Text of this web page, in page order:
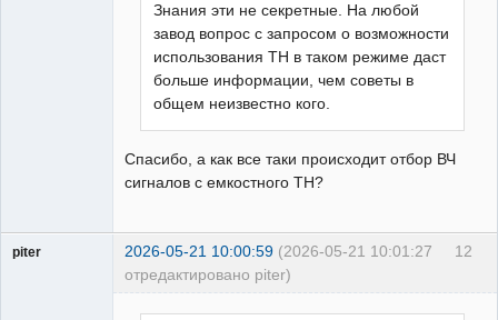
Знания эти не секретные. На любой
завод вопрос с запросом о возможности
использования ТН в таком режиме даст
больше информации, чем советы в
общем неизвестно кого.
Спасибо, а как все таки происходит отбор ВЧ
сигналов с емкостного ТН?
12
piter 2026-05-21 10:00:59 (2026-05-21 10:01:27
отредактировано piter)